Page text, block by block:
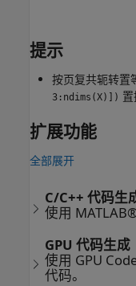
提示
按页复共轭转置
3:ndims(X)])
扩展功能
全部展开
C/C++ 代码生
使用
GPU 代码生成
使用 GPU
代码。